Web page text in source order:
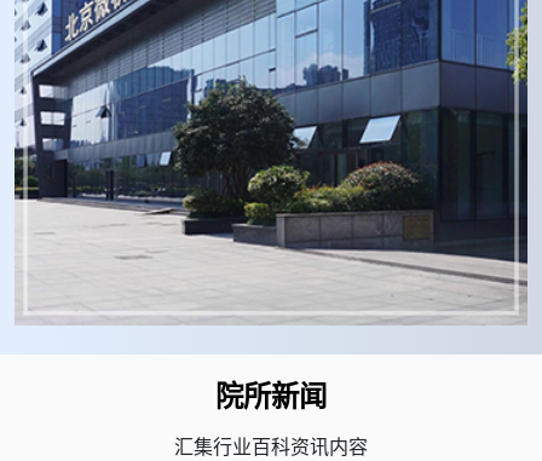
院所新闻
汇集行业百科资讯内容